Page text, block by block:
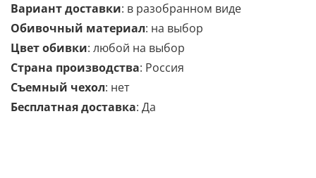
Вариант доставки: в разобранном виде
Обивочный материал: на выбор
Цвет обивки: любой на выбор
Страна производства: Россия
Съемный чехол: нет
Бесплатная доставка: Да